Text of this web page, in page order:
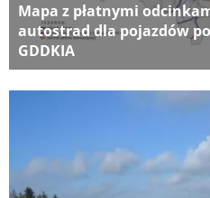
Mapa z płatnymi
autostrad dla pojazdów
GDDKIA